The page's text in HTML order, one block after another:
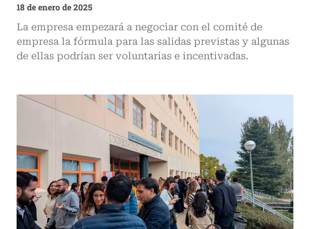
18 de enero de 2025
La empresa empezará a negociar con el comité de
empresa la fórmula para las salidas previstas y algunas
de ellas podrían ser voluntarias e incentivadas.